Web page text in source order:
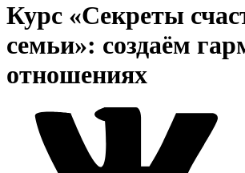
Курс «Секреты
семьи»: создаём
отношениях